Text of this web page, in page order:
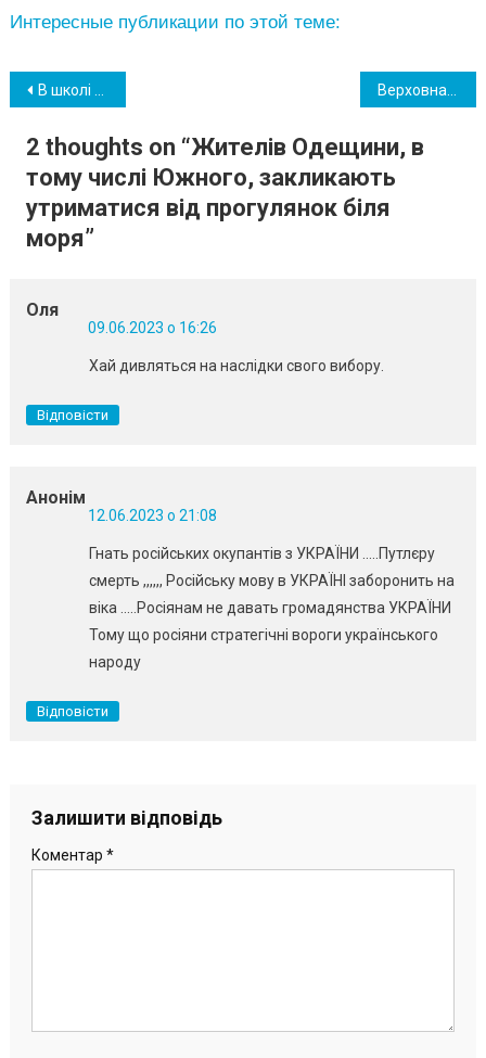
Интересные публикации по этой теме:
Навігація
записів
В школі Южного триває збір продуктів і речей для постраждалих на Херсонщині Верховна Рада ухвалила рішення щодо кредитів для населення
2 thoughts on “Жителів Одещини, в
тому числі Южного, закликають
утриматися від прогулянок біля
моря”
Оля
09.06.2023 о 16:26
Хай дивляться на наслідки свого вибору.
Відповісти
Анонім
12.06.2023 о 21:08
Гнать російських окупантів з УКРАЇНИ …..Путлєру
смерть ,,,,,, Російську мову в УКРАЇНІ заборонить на
віка …..Росіянам не давать громадянства УКРАЇНИ
Тому що росіяни стратегічні вороги українського
народу
Відповісти
Залишити відповідь
Коментар *